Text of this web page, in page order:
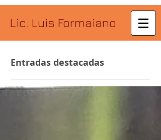
Lic. Luis Formaiano
Entradas destacadas